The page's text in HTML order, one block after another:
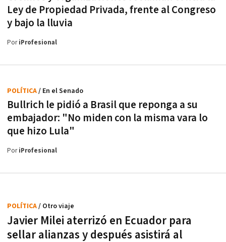
Ley de Propiedad Privada, frente al Congreso
y bajo la lluvia
PoriProfesional
Bullrich le pidió a Brasil que reponga a su
embajador: "No miden con la misma vara lo
que hizo Lula"
POLÍTICA/ En el Senado
PoriProfesional
Javier Milei aterrizó en Ecuador para
sellar alianzas y después asistirá al
POLÍTICA/ Otro viaje